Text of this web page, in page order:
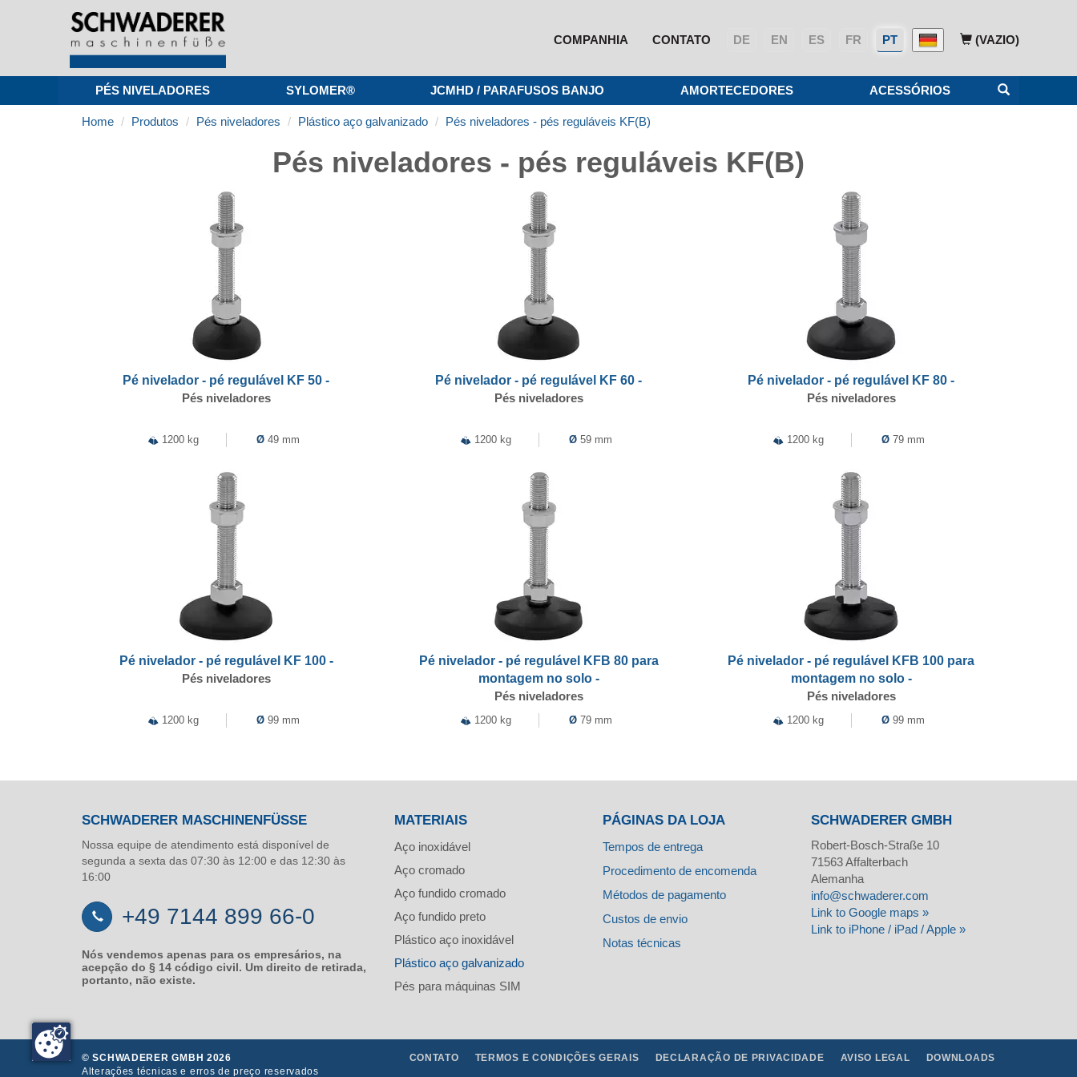
(VAZIO)
COMPANHIA PT
FR
ES
EN
DE
CONTATO
PÉS NIVELADORES SYLOMER® JCMHD / PARAFUSOS BANJO AMORTECEDORES ACESSÓRIOS
Home Produtos Pés niveladores Plástico aço galvanizado Pés niveladores - pés reguláveis KF(B)
Pés niveladores - pés reguláveis KF(B)
Pé nivelador - pé regulável KF 50 -
Pés niveladores
1200 kg Ø 49 mm
Pé nivelador - pé regulável KF 60 -
Pés niveladores
1200 kg Ø 59 mm
Pé nivelador - pé regulável KF 80 -
Pés niveladores
1200 kg Ø 79 mm
Pé nivelador - pé regulável KF 100 -
Pés niveladores
1200 kg Ø 99 mm
Pé nivelador - pé regulável KFB 80 para
montagem no solo -
Pés niveladores
1200 kg Ø 79 mm
Pé nivelador - pé regulável KFB 100 para
montagem no solo -
Pés niveladores
1200 kg Ø 99 mm
SCHWADERER MASCHINENFÜSSE
Nossa equipe de atendimento está disponível de
segunda a sexta das 07:30 às 12:00 e das 12:30 às
16:00
+49 7144 899 66-0
Nós vendemos apenas para os empresários, na
acepção do § 14 código civil. Um direito de retirada,
portanto, não existe.
MATERIAIS
Aço inoxidável
Aço cromado
Aço fundido cromado
Aço fundido preto
Plástico aço inoxidável
Plástico aço galvanizado
Pés para máquinas SIM
PÁGINAS DA LOJA
Tempos de entrega
Procedimento de encomenda
Métodos de pagamento
Custos de envio
Notas técnicas
SCHWADERER GMBH
Robert-Bosch-Straße 10
71563Affalterbach
Alemanha
info@schwaderer.com
Link to Google maps »
Link to iPhone / iPad / Apple »
© SCHWADERER GMBH 2026 CONTATO TERMOS E CONDIÇÕES GERAIS DECLARAÇÃO DE PRIVACIDADE AVISO LEGAL
DOWNLOADS
Alterações técnicas e erros de preço reservados